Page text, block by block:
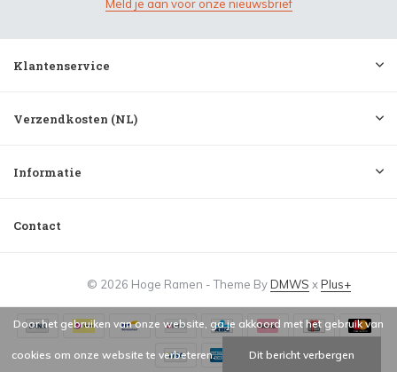
Meld je aan voor onze nieuwsbrief
Klantenservice
Verzendkosten (NL)
Informatie
Contact
© 2026 Hoge Ramen - Theme ByDMWS xPlus+
Door het gebruiken van onze website, ga je akkoord met het gebruik van
cookies om onze website te verbeteren. Dit bericht verbergen